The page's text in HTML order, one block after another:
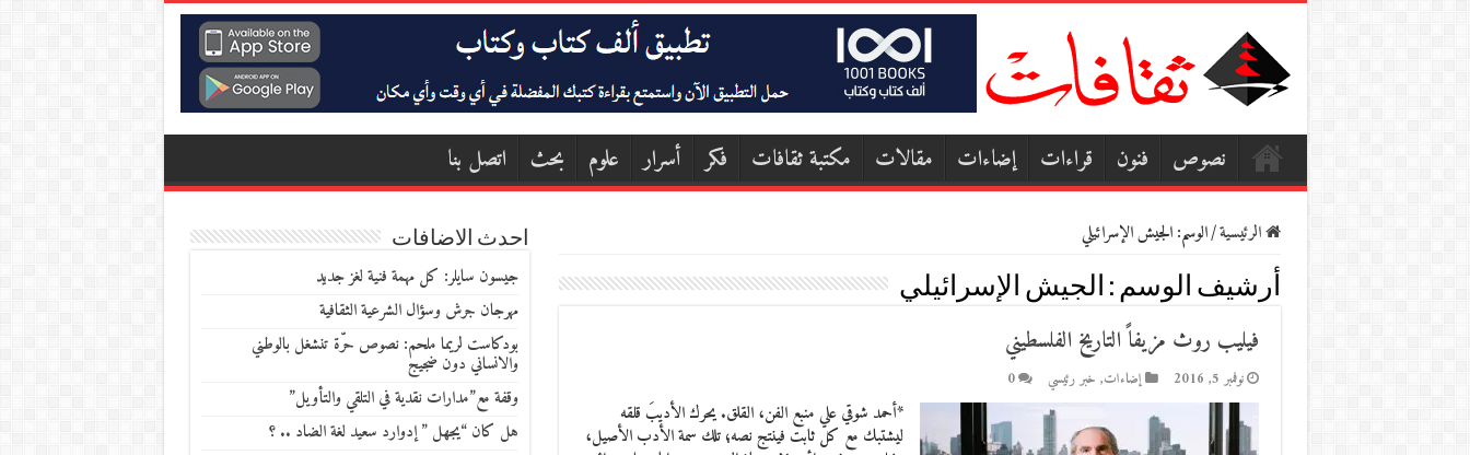
نصوص فنون قراءات إضاءات مقالات مكتبة ثقافات فكر أسرار علوم بحث اتصل بنا
الرئيسية/الوسم:الجيش الإسرائيلي
أرشيف الوسم : الجيش الإسرائيلي
فيليب روث مزيفاً التاريخ الفلسطيني
نوفمبر 5, 2016 إضاءات, خبر رئيسي 0
*أحمد شوقي علي منبع الفن، القلق. يحرك الأديبَ قلقه
ليشتبك مع كل ثابت فينتج نصه؛ تلك سمة الأدب الأصيل،
احدث الاضافات
جيسون سايلر: كل مهمة فنية لغز جديد
مهرجان جرش وسؤال الشرعية الثقافية
بودكاست لريما ملحم: نصوص حرّة تنشغل بالوطني
والانساني دون ضجيج
وقفة مع”مدارات نقدية في التلقي والتأويل”
هل كان “يجهل ” إدوارد سعيد لغة الضاد .. ؟